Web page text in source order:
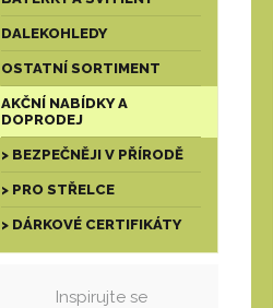
DALEKOHLEDY
OSTATNÍ SORTIMENT
AKČNÍ NABÍDKY A
DOPRODEJ
> BEZPEČNĚJI V PŘÍRODĚ
> PRO STŘELCE
> DÁRKOVÉ CERTIFIKÁTY
Inspirujte se